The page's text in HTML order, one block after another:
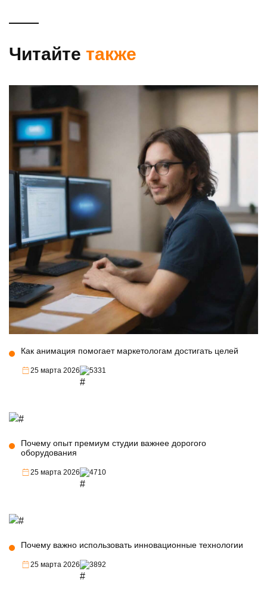
Читайте также
Как анимация помогает маркетологам достигать целей
25 марта 2026 5331
Почему опыт премиум студии важнее дорогого
оборудования
25 марта 2026 4710
Почему важно использовать инновационные технологии
25 марта 2026 3892